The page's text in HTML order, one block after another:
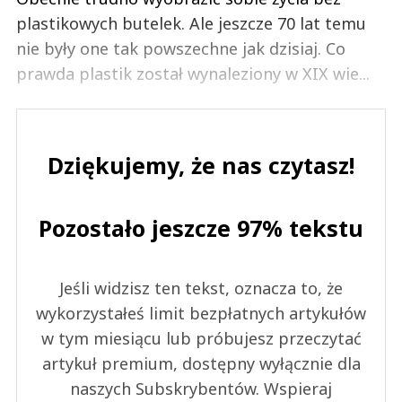
plastikowych butelek. Ale jeszcze 70 lat temu
nie były one tak powszechne jak dzisiaj. Co
prawda plastik został wynaleziony w XIX wie...
Dziękujemy, że nas czytasz!
Pozostało jeszcze 97% tekstu
Jeśli widzisz ten tekst, oznacza to, że
wykorzystałeś limit bezpłatnych artykułów
w tym miesiącu lub próbujesz przeczytać
artykuł premium, dostępny wyłącznie dla
naszych Subskrybentów. Wspieraj